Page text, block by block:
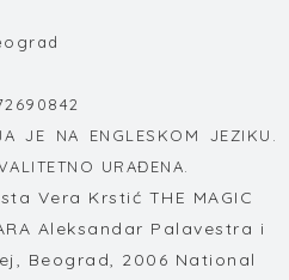
JE NA ENGLESKOM JEZIKU.
URAĐENA.
Vera Krstić THE MAGIC
Aleksandar Palavestra i
Beograd, 2006 National